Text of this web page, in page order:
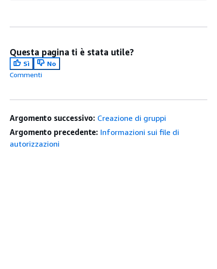
Questa pagina ti è stata utile?
Sì
No
Commenti
Argomento successivo: Creazione di gruppi
Argomento precedente: Informazioni sui file di
autorizzazioni